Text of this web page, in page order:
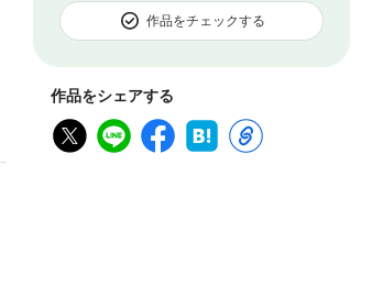
作品をチェックする
作品をシェアする